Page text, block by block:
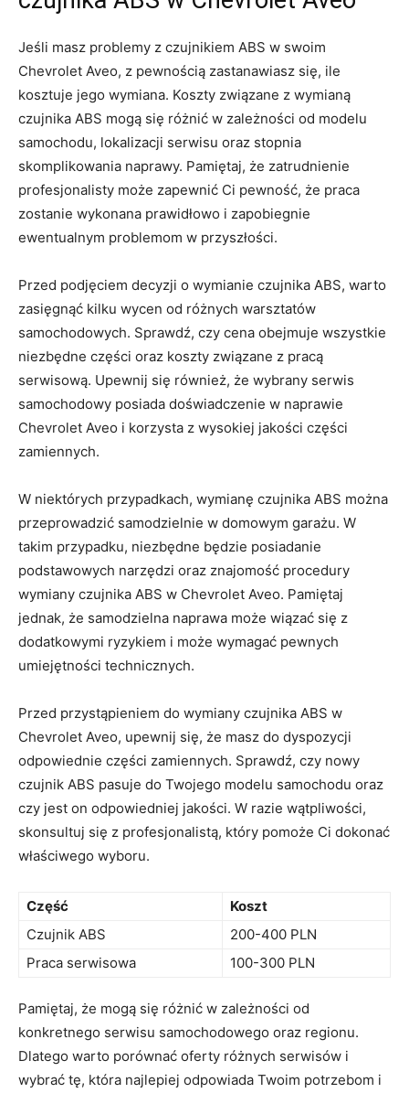
Jeśli masz problemy z czujnikiem ABS ‍w swoim
Chevrolet Aveo, z pewnością zastanawiasz się, ile
kosztuje jego wymiana. Koszty związane z wymianą
czujnika ABS mogą się różnić w zależności od modelu
samochodu, lokalizacji serwisu oraz stopnia
skomplikowania naprawy. Pamiętaj, że zatrudnienie
profesjonalisty może zapewnić Ci pewność, że praca
zostanie wykonana prawidłowo i zapobiegnie
ewentualnym problemom w przyszłości.
Przed podjęciem decyzji o wymianie czujnika ABS, warto
zasięgnąć kilku wycen od różnych warsztatów
samochodowych. Sprawdź, czy cena obejmuje wszystkie
niezbędne części oraz koszty związane z pracą
serwisową. Upewnij się ⁣również, że wybrany serwis
samochodowy posiada doświadczenie w naprawie
Chevrolet Aveo i korzysta z wysokiej jakości części
zamiennych.
W niektórych przypadkach, wymianę czujnika ABS można
przeprowadzić samodzielnie w domowym garażu. ⁤W
takim przypadku, niezbędne będzie posiadanie
podstawowych narzędzi oraz znajomość procedury
wymiany czujnika ABS w Chevrolet Aveo. Pamiętaj
jednak, że samodzielna naprawa może wiązać się z
dodatkowymi ryzykiem i może wymagać pewnych
umiejętności technicznych.
Przed przystąpieniem do ‍wymiany czujnika ABS w
Chevrolet Aveo,⁤ upewnij ‍się, że masz do dyspozycji
odpowiednie części‍ zamiennych. Sprawdź, czy nowy
czujnik ABS pasuje do Twojego modelu samochodu oraz
czy jest on odpowiedniej jakości. W razie wątpliwości,
skonsultuj się z profesjonalistą, ⁢który pomoże Ci dokonać
właściwego wyboru.
Część
Koszt
Czujnik ​ABS
200-400 PLN
Praca serwisowa
100-300 PLN
Pamiętaj, że mogą się różnić w zależności od ​
konkretnego serwisu samochodowego oraz regionu.
Dlatego warto porównać oferty różnych serwisów i
wybrać tę, która najlepiej odpowiada Twoim ⁣potrzebom ‍i